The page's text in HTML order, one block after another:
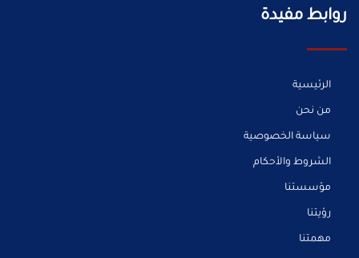
روابط مفيدة
الرئيسية
من نحن
سياسة الخصوصية
الشروط والأحكام
مؤسستنا
رؤيتنا
مهمتنا